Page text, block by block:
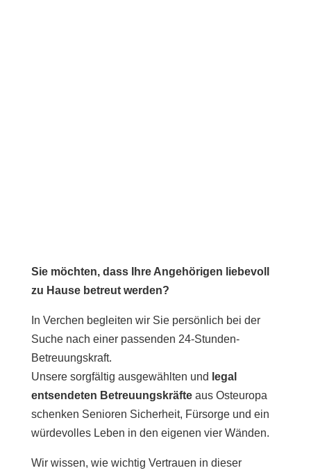
Sie möchten, dass Ihre Angehörigen liebevoll
zu Hause betreut werden?
In Verchen begleiten wir Sie persönlich bei der
Suche nach einer passenden 24-Stunden-
Betreuungskraft.
Unsere sorgfältig ausgewählten und legal
entsendeten Betreuungskräfteaus Osteuropa
schenken Senioren Sicherheit, Fürsorge und ein
würdevolles Leben in den eigenen vier Wänden.
Wir wissen, wie wichtig Vertrauen in dieser